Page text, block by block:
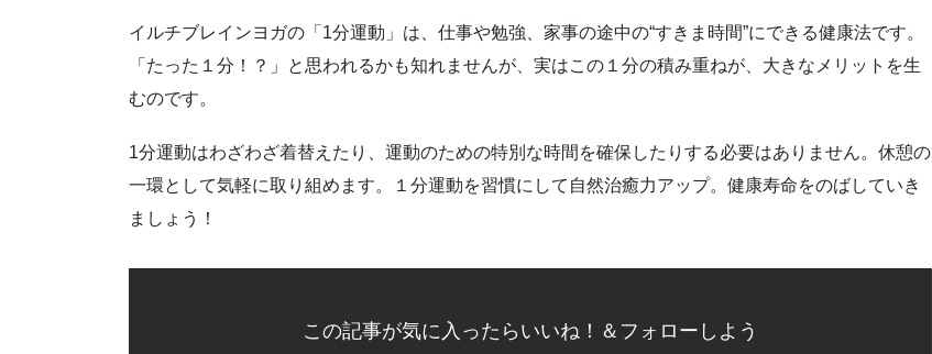
イルチブレインヨガの「1分運動」は、仕事や勉強、家事の途中の“すきま時間”にできる健康法です。
「たった１分！？」と思われるかも知れませんが、実はこの１分の積み重ねが、大きなメリットを生
むのです。
1分運動はわざわざ着替えたり、運動のための特別な時間を確保したりする必要はありません。休憩の
一環として気軽に取り組めます。１分運動を習慣にして自然治癒力アップ。健康寿命をのばしていき
ましょう！
この記事が気に入ったらいいね！＆フォローしよう